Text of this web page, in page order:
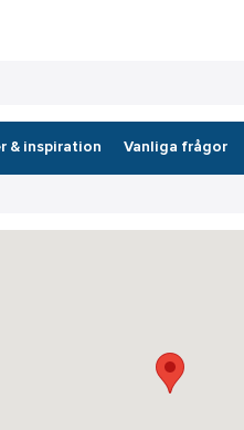
& inspiration Vanliga frågor